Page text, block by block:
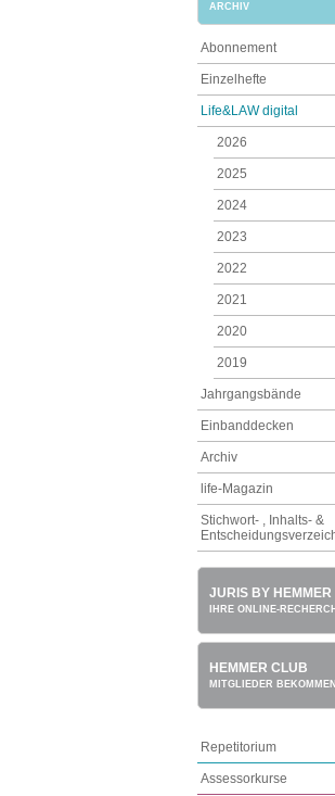
ARCHIV
Abonnement
Einzelhefte
Life&LAW digital
2026
2025
2024
2023
2022
2021
2020
2019
Jahrgangsbände
Einbanddecken
Archiv
life-Magazin
Stichwort- , Inhalts- &
JURIS BY HEMMER
IHRE ONLINE-
HEMMER CLUB
MITGLIEDER
Repetitorium
Assessorkurse